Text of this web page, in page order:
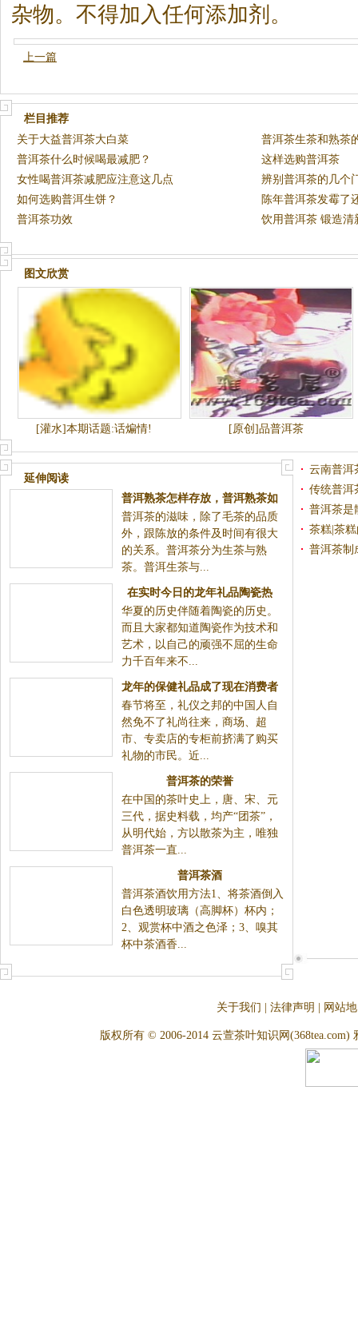
杂物。不得加入任何添加剂。
上一篇
栏目推荐
关于大益普洱茶大白菜
普洱茶生茶和熟茶
普洱茶什么时候喝最减肥？
这样选购普洱茶
女性喝普洱茶减肥应注意这几点
辨别普洱茶的几个
如何选购普洱生饼？
陈年普洱茶发霉了
普洱茶功效
饮用普洱茶 锻造清
图文欣赏
[灌水]本期话题:话煸情! [原创]品普洱茶
延伸阅读
普洱熟茶怎样存放，普洱熟茶如
普洱茶的滋味，除了毛茶的品质外，跟陈放的条件及时
间有很大的关系。普洱茶分为生茶与熟茶。普洱生茶
与...
在实时今日的龙年礼品陶瓷热
中，出现了人养瓷，瓷养人的局
华夏的历史伴随着陶瓷的历史。而且大家都知道陶瓷作
为技术和艺术，以自己的顽强不屈的生命力千百年来
龙年的保健礼品成了现在消费者
普遍关心的话题
春节将至，礼仪之邦的中国人自然免不了礼尚往来，商
普洱茶的荣誉
在中国的茶叶史上，唐、宋、元三
代，据史料载，均产“团茶”，从明代始，方以散茶为
普洱茶酒
普洱茶酒饮用方法1、将茶酒倒入白色透
明玻璃（高脚杯）杯内；2、观赏杯中酒之色泽；3、嗅
云南普洱
传统普洱
普洱茶是
茶糕|茶
普洱茶制
关于我们 法律声明 网站
版权所有 © 2006-2014 云萱茶叶知识网